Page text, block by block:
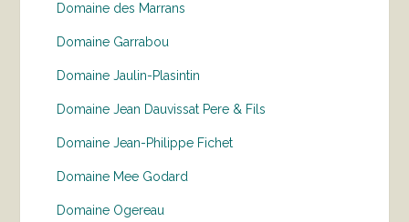
Domaine des Marrans
Domaine Garrabou
Domaine Jaulin-Plasintin
Domaine Jean Dauvissat Pere & Fils
Domaine Jean-Philippe Fichet
Domaine Mee Godard
Domaine Ogereau